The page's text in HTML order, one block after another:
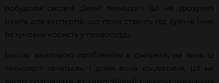
побудови систем. Деякі технології ШІ не зрозумілі
навіть для експертів, що поки ставить під сумнів їхню
безумовну користь у
правосудді.
Іншою важливою проблемою є джерела, на яких ці
технології «вчаться». І доки вона існуватиме, ШІ не